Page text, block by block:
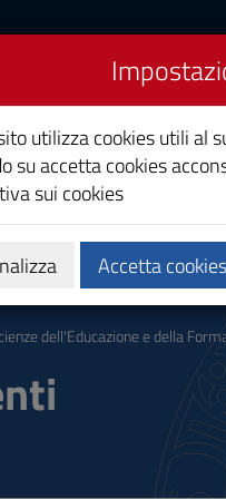
e della
Calendari e orari
dell'Educazione e della
utilizza cookies utili al
su accetta cookies
sui cookies
Accetta cookies